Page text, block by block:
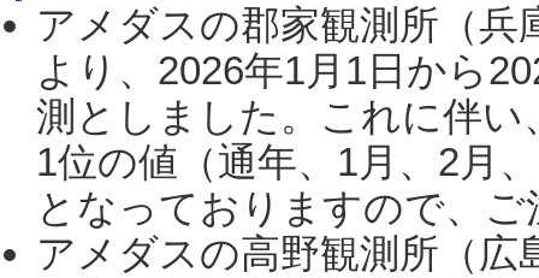
アメダスの郡家観測所（
より、2026年1月1日から
測としました。これに伴い
1位の値（通年、1月、2月
となっておりますので、
アメダスの高野観測所（